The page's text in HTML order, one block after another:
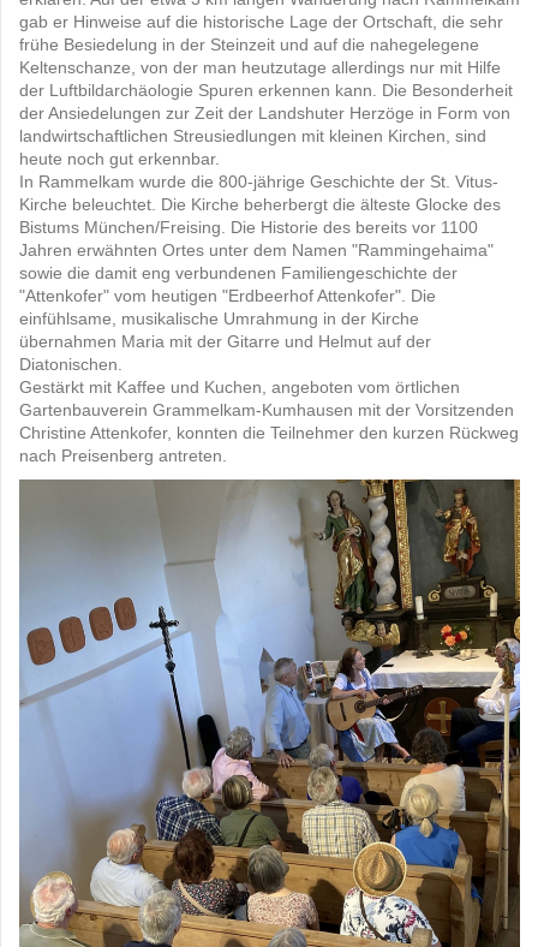
gab er Hinweise auf die historische Lage der Ortschaft, die sehr
frühe Besiedelung in der Steinzeit und auf die nahegelegene
Keltenschanze, von der man heutzutage allerdings nur mit Hilfe
der Luftbildarchäologie Spuren erkennen kann. Die Besonderheit
der Ansiedelungen zur Zeit der Landshuter Herzöge in Form von
landwirtschaftlichen Streusiedlungen mit kleinen Kirchen, sind
heute noch gut erkennbar.
In Rammelkam wurde die 800-jährige Geschichte der St. Vitus-
Kirche beleuchtet. Die Kirche beherbergt die älteste Glocke des
Bistums München/Freising. Die Historie des bereits vor 1100
Jahren erwähnten Ortes unter dem Namen "Rammingehaima"
sowie die damit eng verbundenen Familiengeschichte der
"Attenkofer" vom heutigen "Erdbeerhof Attenkofer". Die
einfühlsame, musikalische Umrahmung in der Kirche
übernahmen Maria mit der Gitarre und Helmut auf der
Diatonischen.
Gestärkt mit Kaffee und Kuchen, angeboten vom örtlichen
Gartenbauverein Grammelkam-Kumhausen mit der Vorsitzenden
Christine Attenkofer, konnten die Teilnehmer den kurzen Rückweg
nach Preisenberg antreten.